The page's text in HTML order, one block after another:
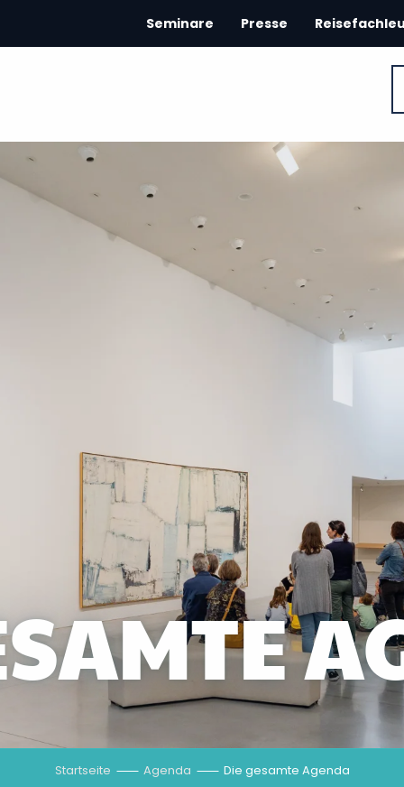
Seminare Presse
Startseite Agenda Die gesamte Agenda